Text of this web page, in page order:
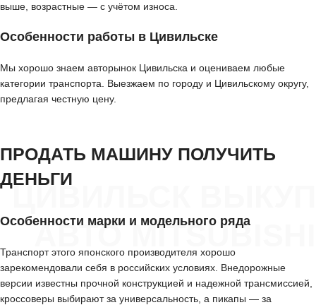
выше, возрастные — с учётом износа.
Особенности работы в Цивильске
Мы хорошо знаем авторынок Цивильска и оцениваем любые
категории транспорта. Выезжаем по городу и Цивильскому округу,
предлагая честную цену.
ЦИВИЛЬСК ВЫКУП
АВТО MITSUBISHI
ПРОДАТЬ МАШИНУ ПОЛУЧИТЬ
ДЕНЬГИ
Особенности марки и модельного ряда
Транспорт этого японского производителя хорошо
зарекомендовали себя в российских условиях. Внедорожные
версии известны прочной конструкцией и надежной трансмиссией,
кроссоверы выбирают за универсальность, а пикапы — за